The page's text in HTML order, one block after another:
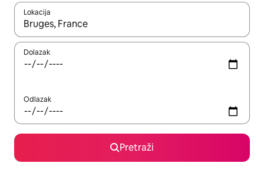
Lokacija
Kada budu dostupni rezultati, moći ćete ih pregledati
Dolazak
Odlazak
Pretraži